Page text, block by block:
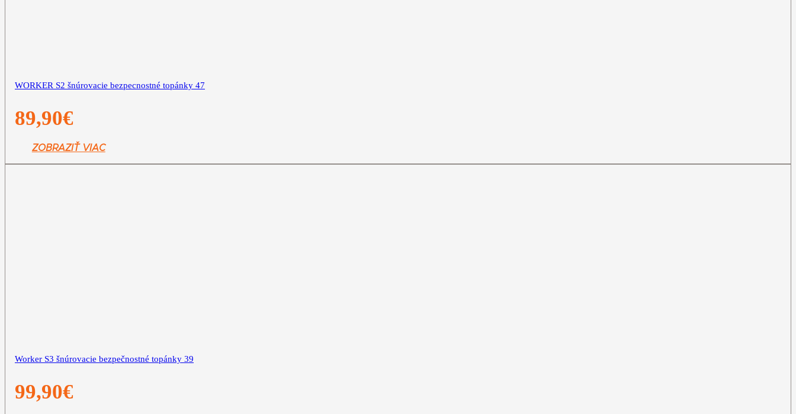
WORKER S2 šnúrovacie bezpecnostné topánky 47
89,90€
ZOBRAZIŤ VIAC
Worker S3 šnúrovacie bezpečnostné topánky 39
99,90€